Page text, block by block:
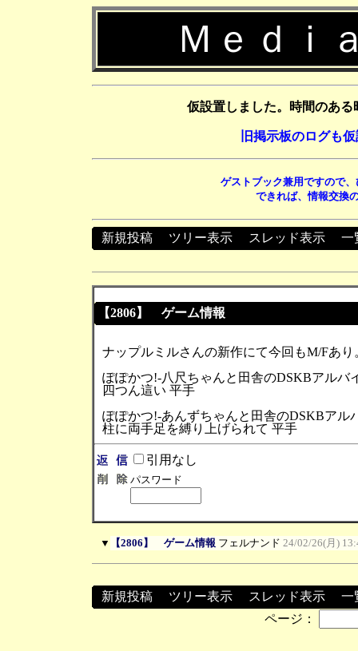
Ｍｅｄｉ
仮設置しました。時間のあ
旧掲示板のログも
ゲストブック兼用ですので
できれば、情報交換
新規投稿 ツリー表示 スレッド表示 一
【2806】 ゲーム情報
ナップルミルさんの新作にて今回もM/Fあり
ぽぽかつ!-八尺ちゃんと田舎のDSKBアルバ
四つん這い 平手
ぽぽかつ!-あんずちゃんと田舎のDSKBアル
柱に両手足を縛り上げられて 平手
引用なし
パスワード
▼ 【2806】 ゲーム情報 フェルナンド 24/02/26(月)
新規投稿 ツリー表示 スレッド表示
一
ページ：